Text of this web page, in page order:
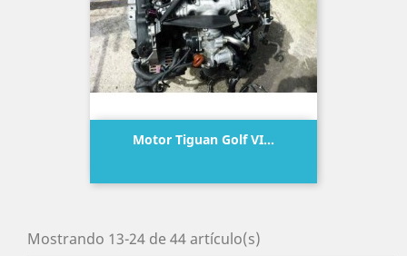
Motor Tiguan Golf VI...
Mostrando 13-24 de 44 artículo(s)